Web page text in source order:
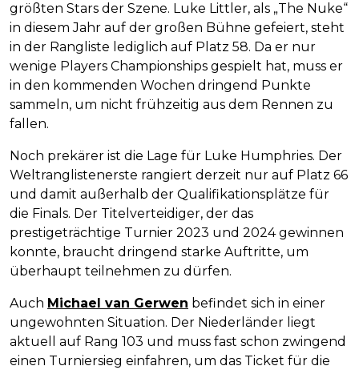
größten Stars der Szene. Luke Littler, als „The Nuke“
in diesem Jahr auf der großen Bühne gefeiert, steht
in der Rangliste lediglich auf Platz 58. Da er nur
wenige Players Championships gespielt hat, muss er
in den kommenden Wochen dringend Punkte
sammeln, um nicht frühzeitig aus dem Rennen zu
fallen.
Noch prekärer ist die Lage für Luke Humphries. Der
Weltranglistenerste rangiert derzeit nur auf Platz 66
und damit außerhalb der Qualifikationsplätze für
die Finals. Der Titelverteidiger, der das
prestigeträchtige Turnier 2023 und 2024 gewinnen
konnte, braucht dringend starke Auftritte, um
überhaupt teilnehmen zu dürfen.
Auch Michael van Gerwen befindet sich in einer
ungewohnten Situation. Der Niederländer liegt
aktuell auf Rang 103 und muss fast schon zwingend
einen Turniersieg einfahren, um das Ticket für die